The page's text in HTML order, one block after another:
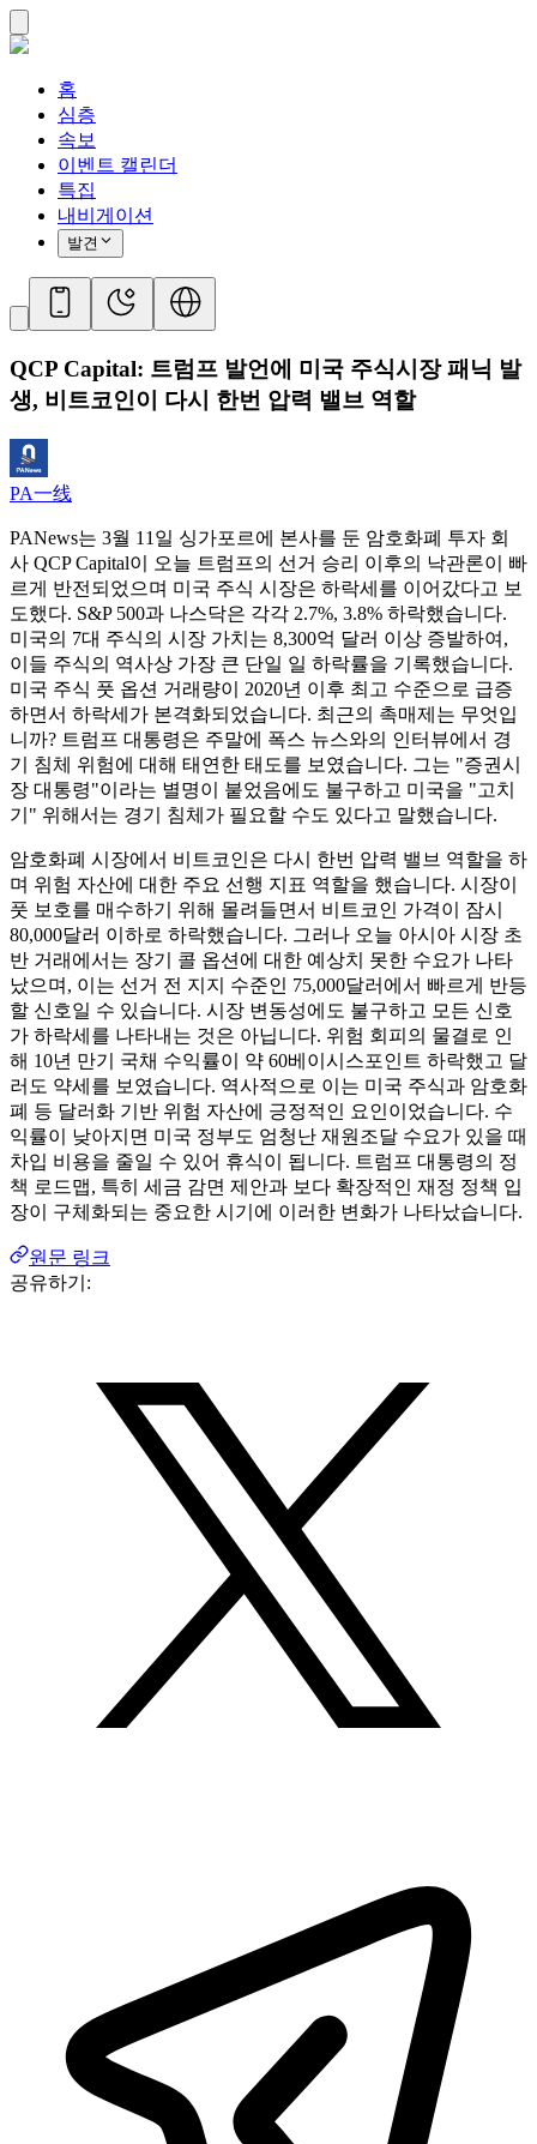
홈
심층
속보
이벤트 캘린더
특집
내비게이션
발견
QCP Capital: 트럼프 발언에 미국 주식시장 패닉 발
생, 비트코인이 다시 한번 압력 밸브 역할
PA一线
PANews는 3월 11일 싱가포르에 본사를 둔 암호화폐 투자 회
사 QCP Capital이 오늘 트럼프의 선거 승리 이후의 낙관론이 빠
르게 반전되었으며 미국 주식 시장은 하락세를 이어갔다고 보
도했다. S&P 500과 나스닥은 각각 2.7%, 3.8% 하락했습니다.
미국의 7대 주식의 시장 가치는 8,300억 달러 이상 증발하여,
이들 주식의 역사상 가장 큰 단일 일 하락률을 기록했습니다.
미국 주식 풋 옵션 거래량이 2020년 이후 최고 수준으로 급증
하면서 하락세가 본격화되었습니다. 최근의 촉매제는 무엇입
니까? 트럼프 대통령은 주말에 폭스 뉴스와의 인터뷰에서 경
기 침체 위험에 대해 태연한 태도를 보였습니다. 그는 "증권시
장 대통령"이라는 별명이 붙었음에도 불구하고 미국을 "고치
기" 위해서는 경기 침체가 필요할 수도 있다고 말했습니다.
암호화폐 시장에서 비트코인은 다시 한번 압력 밸브 역할을 하
며 위험 자산에 대한 주요 선행 지표 역할을 했습니다. 시장이
풋 보호를 매수하기 위해 몰려들면서 비트코인 ​​가격이 잠시
80,000달러 이하로 하락했습니다. 그러나 오늘 아시아 시장 초
반 거래에서는 장기 콜 옵션에 대한 예상치 못한 수요가 나타
났으며, 이는 선거 전 지지 수준인 75,000달러에서 빠르게 반등
할 신호일 수 있습니다. 시장 변동성에도 불구하고 모든 신호
가 하락세를 나타내는 것은 아닙니다. 위험 회피의 물결로 인
해 10년 만기 국채 수익률이 약 60베이시스포인트 하락했고 달
러도 약세를 보였습니다. 역사적으로 이는 미국 주식과 암호화
폐 등 달러화 기반 위험 자산에 긍정적인 요인이었습니다. 수
익률이 낮아지면 미국 정부도 엄청난 재원조달 수요가 있을 때
차입 비용을 줄일 수 있어 휴식이 됩니다. 트럼프 대통령의 정
책 로드맵, 특히 세금 감면 제안과 보다 확장적인 재정 정책 입
장이 구체화되는 중요한 시기에 이러한 변화가 나타났습니다.
원문 링크
공유하기: